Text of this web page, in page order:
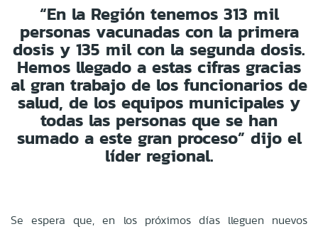
“En la Región tenemos 313 mil
personas vacunadas con la primera
dosis y 135 mil con la segunda dosis.
Hemos llegado a estas cifras gracias
al gran trabajo de los funcionarios de
salud, de los equipos municipales y
todas las personas que se han
sumado a este gran proceso” dijo el
líder regional.
Se espera que, en los próximos días lleguen nuevos